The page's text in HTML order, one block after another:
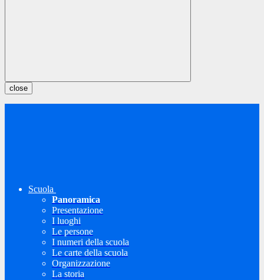
close
Scuola
Panoramica
Presentazione
I luoghi
Le persone
I numeri della scuola
Le carte della scuola
Organizzazione
La storia